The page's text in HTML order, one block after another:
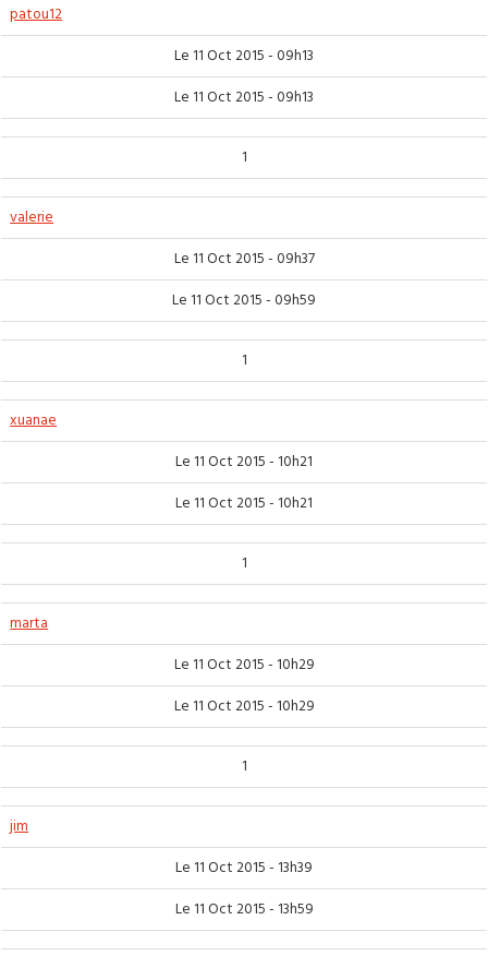
patou12
Le 11 Oct 2015 - 09h13
Le 11 Oct 2015 - 09h13
1
valerie
Le 11 Oct 2015 - 09h37
Le 11 Oct 2015 - 09h59
1
xuanae
Le 11 Oct 2015 - 10h21
Le 11 Oct 2015 - 10h21
1
marta
Le 11 Oct 2015 - 10h29
Le 11 Oct 2015 - 10h29
1
jim
Le 11 Oct 2015 - 13h39
Le 11 Oct 2015 - 13h59